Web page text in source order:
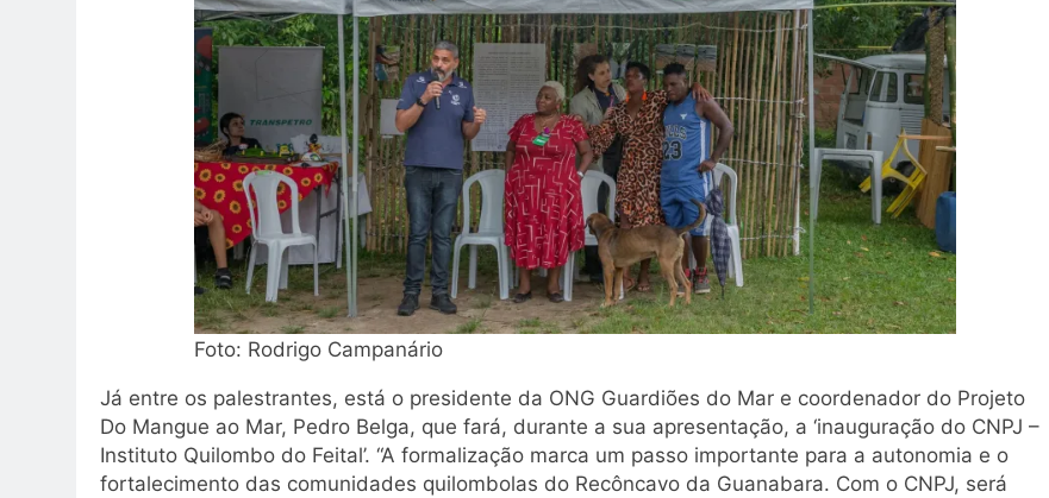
Foto: Rodrigo Campanário
Já entre os palestrantes, está o presidente da ONG Guardiões do Mar e coordenador do Projeto
Do Mangue ao Mar, Pedro Belga, que fará, durante a sua apresentação, a ‘inauguração do CNPJ –
Instituto Quilombo do Feital’. “A formalização marca um passo importante para a autonomia e o
fortalecimento das comunidades quilombolas do Recôncavo da Guanabara. Com o CNPJ, será